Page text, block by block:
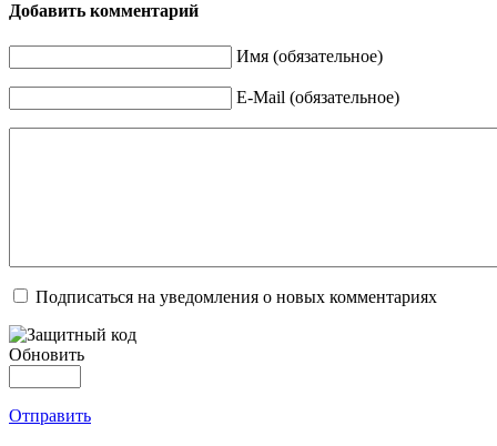
Добавить комментарий
Имя (обязательное)
E-Mail (обязательное)
Подписаться на уведомления о новых комментариях
Обновить
Отправить